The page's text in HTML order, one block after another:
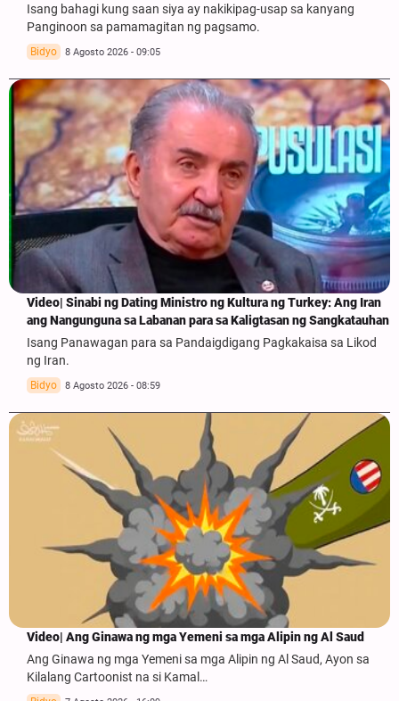
Isang bahagi kung saan siya ay nakikipag-usap sa kanyang
Panginoon sa pamamagitan ng pagsamo.
Bidyo 8 Agosto 2026 - 09:05
Video| Sinabi ng Dating Ministro ng Kultura ng Turkey: Ang Iran
ang Nangunguna sa Labanan para sa Kaligtasan ng Sangkatauhan
Isang Panawagan para sa Pandaigdigang Pagkakaisa sa Likod
ng Iran.
Bidyo 8 Agosto 2026 - 08:59
Video| Ang Ginawa ng mga Yemeni sa mga Alipin ng Al Saud
Ang Ginawa ng mga Yemeni sa mga Alipin ng Al Saud, Ayon sa
Kilalang Cartoonist na si Kamal…